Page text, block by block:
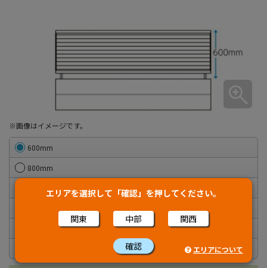
エリアを選択して「確認」を押してください。
関東 中部 関西
確認 エリアについて
※画像はイメージです。
600mm
800mm
1,000mm
1,400mm